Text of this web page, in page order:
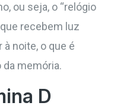
ou seja, o “relógio
recebem luz
noite, o que é
memória.
D